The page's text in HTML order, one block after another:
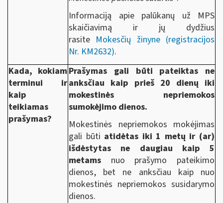
Informaciją apie palūkanų už MPS
skaičiavimą ir jų dydžius
rasite Mokesčių žinyne (registracijos
Nr. KM2632).
Kada, kokiam
terminui ir
kaip
teikiamas
prašymas?
Prašymas gali būti pateiktas ne
anksčiau kaip prieš 20 dienų iki
mokestinės nepriemokos
sumokėjimo dienos.
Mokestinės nepriemokos mokėjimas
gali būti atidėtas iki 1 metų ir (ar)
išdėstytas ne daugiau kaip 5
metams nuo prašymo pateikimo
dienos, bet ne anksčiau kaip nuo
mokestinės nepriemokos susidarymo
dienos.